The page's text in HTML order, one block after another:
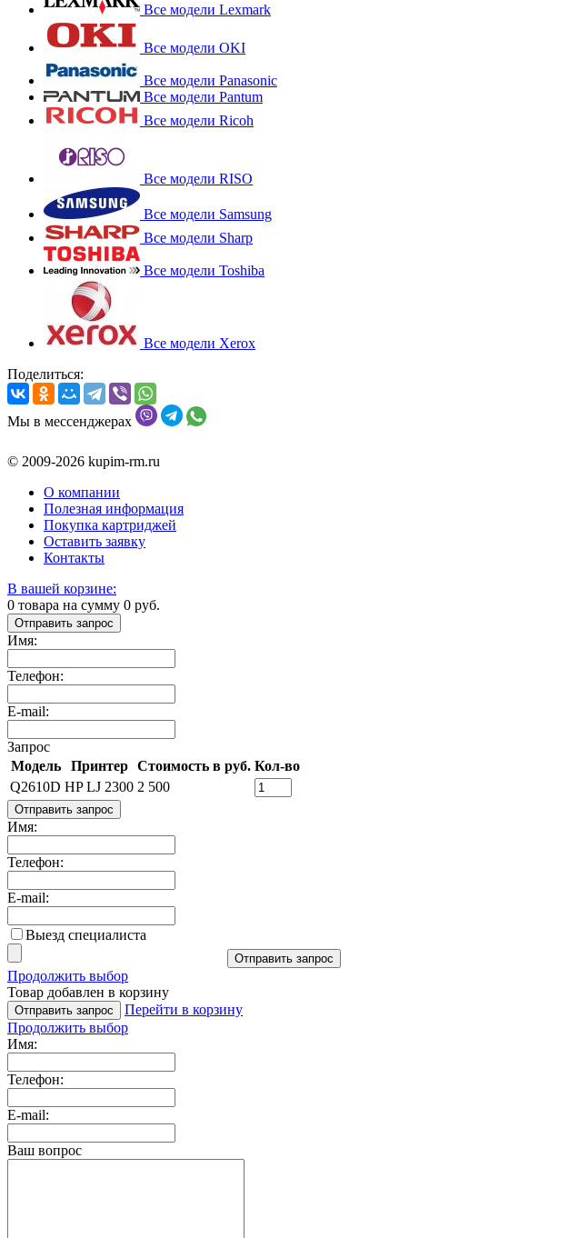
Все модели Lexmark
Все модели OKI
Все модели Panasonic
Все модели Pantum
Все модели Ricoh
Все модели RISO
Все модели Samsung
Все модели Sharp
Все модели Toshiba
Все модели Xerox
Поделиться:
Мы в мессенджерах
© 2009-2026 kupim-rm.ru
О компании
Полезная информация
Покупка картриджей
Оставить заявку
Контакты
В вашей корзине:
0 товара на сумму 0 руб.
Отправить запрос
Имя:
Телефон:
E-mail:
Запрос
Модель
Принтер Стоимость в руб. Кол-во
Q2610D HP LJ 2300 2 500
Отправить запрос
Имя:
Телефон:
E-mail:
Выезд специалиста
Отправить запрос
Продолжить выбор
Товар добавлен в корзину
Отправить запрос
Перейти в корзину
Продолжить выбор
Имя:
Телефон:
E-mail:
Ваш вопрос